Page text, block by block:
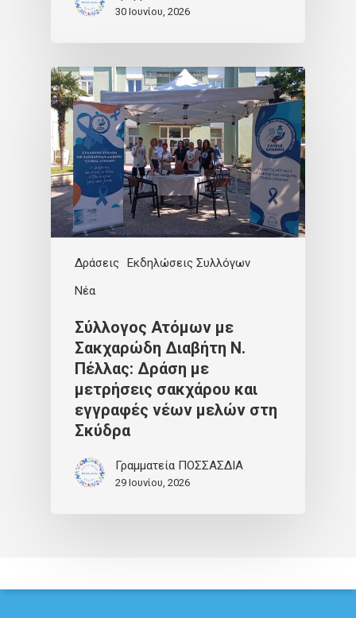
30 Ιουνίου, 2026
Δράσεις
Εκδηλώσεις Συλλόγων
Νέα
Σύλλογος Ατόμων με
Σακχαρώδη Διαβήτη Ν.
Πέλλας: Δράση με
μετρήσεις σακχάρου και
εγγραφές νέων μελών στη
Σκύδρα
Γραμματεία ΠΟΣΣΑΣΔΙΑ
29 Ιουνίου, 2026